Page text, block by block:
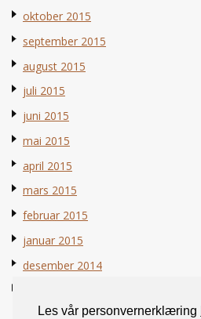
Les vår personvernerklæring
oktober 2015
september 2015
august 2015
juli 2015
juni 2015
mai 2015
april 2015
mars 2015
februar 2015
januar 2015
desember 2014